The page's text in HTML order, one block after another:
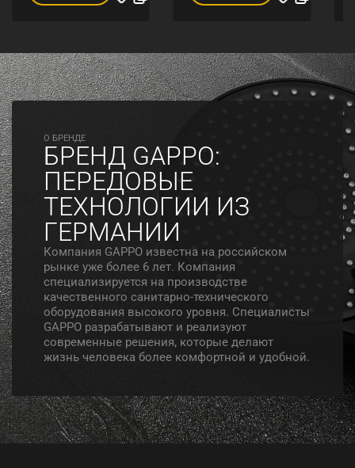
O БРЕНДЕ
БРЕНД GAPPO:
ПЕРЕДОВЫЕ
ТЕХНОЛОГИИ ИЗ
ГЕРМАНИИ
Компания GAPPO известна на российском
рынке уже более 6 лет. Компания
специализируется на производстве
качественного санитарно-технического
оборудования высокого уровня. Специалисты
GAPPO разрабатывают и реализуют
современные решения, которые делают
жизнь человека более комфортной и удобной.